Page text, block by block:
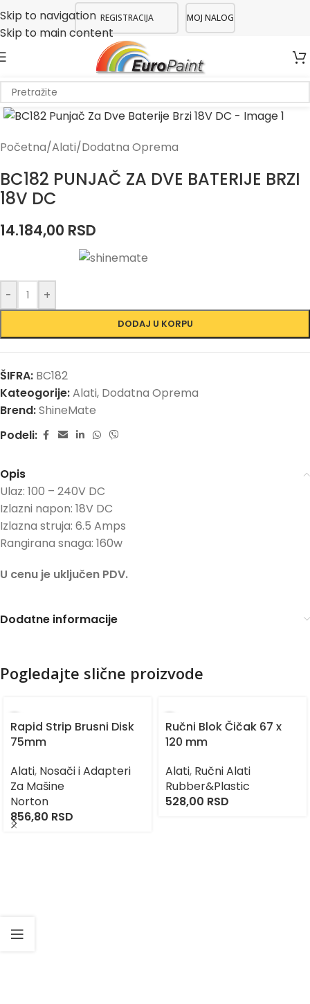
Skip to navigation
Skip to main content
REGISTRACIJA MOJ NALOG
Početna/Alati/Dodatna Oprema
BC182 PUNJAČ ZA DVE BATERIJE BRZI
18V DC
14.184,00 RSD
- +
DODAJ U KORPU
ŠIFRA: BC182
Kateogorije:Alati, Dodatna Oprema
Brend:ShineMate
Podeli:
Opis
Ulaz: 100 – 240V DC
Izlazni napon: 18V DC
Izlazna struja: 6.5 Amps
Rangirana snaga: 160w
U cenu je uključen PDV.
Dodatne informacije
Pogledajte slične proizvode
Rapid Strip Brusni Disk
75mm
Alati, Nosači i Adapteri
Za Mašine
Norton
856,80 RSD
Ručni Blok Čičak 67 x
120 mm
Alati, Ručni Alati
Rubber&Plastic
528,00 RSD